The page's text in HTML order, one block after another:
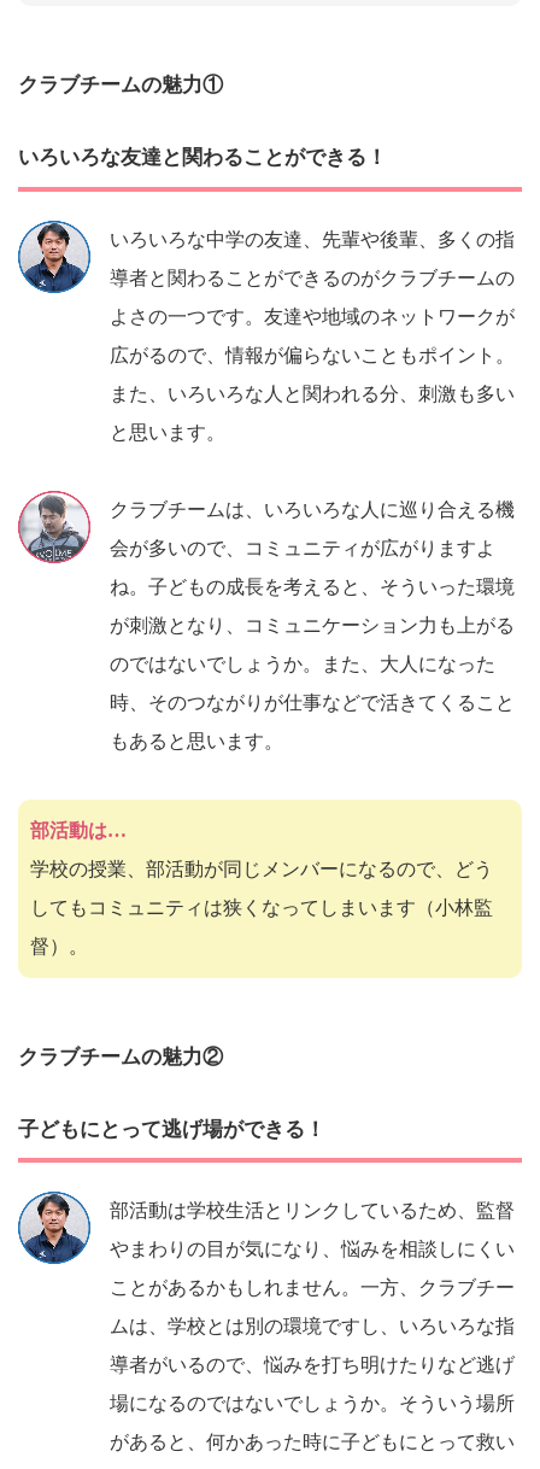
クラブチームの魅力①
いろいろな友達と関わることができる！
いろいろな中学の友達、先輩や後輩、多くの指
導者と関わることができるのがクラブチームの
よさの一つです。友達や地域のネットワークが
広がるので、情報が偏らないこともポイント。
また、いろいろな人と関われる分、刺激も多い
と思います。
クラブチームは、いろいろな人に巡り合える機
会が多いので、コミュニティが広がりますよ
ね。子どもの成長を考えると、そういった環境
が刺激となり、コミュニケーション力も上がる
のではないでしょうか。また、大人になった
時、そのつながりが仕事などで活きてくること
もあると思います。
部活動は…
学校の授業、部活動が同じメンバーになるので、どう
してもコミュニティは狭くなってしまいます（小林監
督）。
クラブチームの魅力②
子どもにとって逃げ場ができる！
部活動は学校生活とリンクしているため、監督
やまわりの目が気になり、悩みを相談しにくい
ことがあるかもしれません。一方、クラブチー
ムは、学校とは別の環境ですし、いろいろな指
導者がいるので、悩みを打ち明けたりなど逃げ
場になるのではないでしょうか。そういう場所
があると、何かあった時に子どもにとって救い